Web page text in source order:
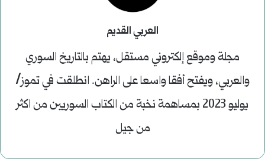
العربي القديم
مجلة وموقع إلكتروني مستقل، يهتم بالتاريخ السوري
والعربي، ويفتح أفقا واسعا على الراهن. انطلقت في تموز/
يوليو 2023 بمساهمة نخبة من الكتاب السوريين من اكثر
من جيل